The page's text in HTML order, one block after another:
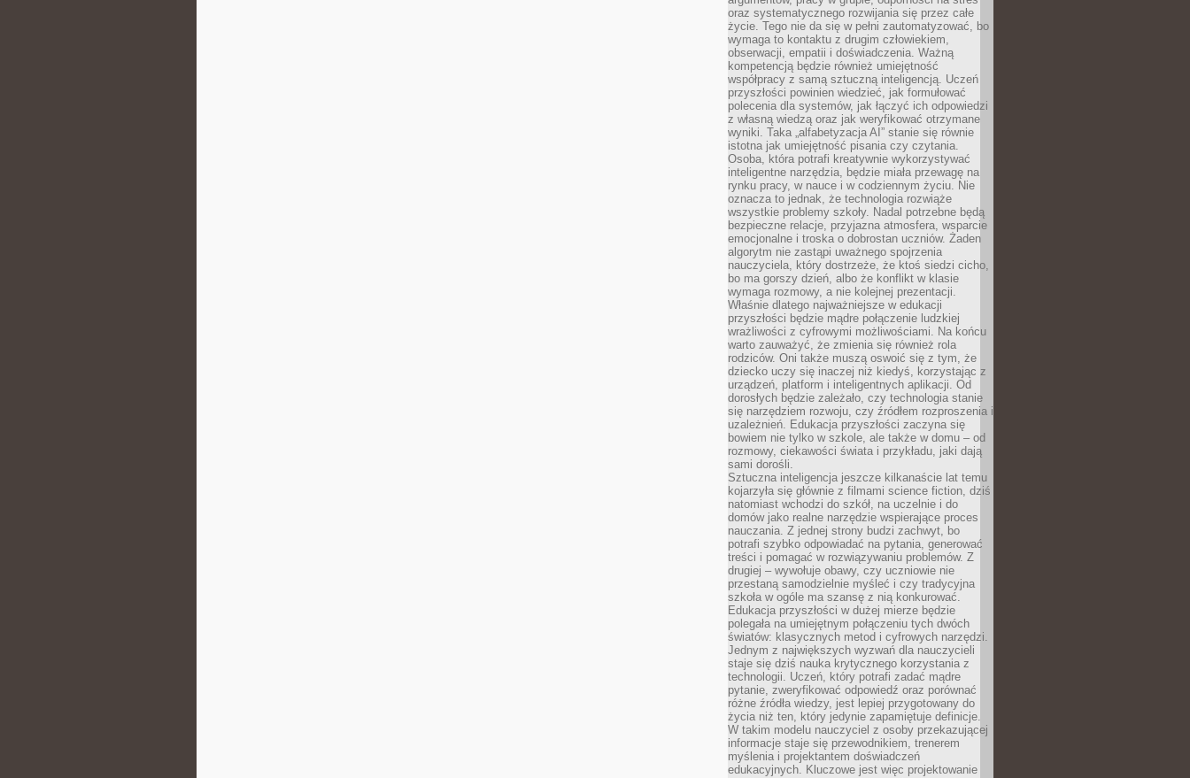
oraz systematycznego rozwijania się przez całe
życie. Tego nie da się w pełni zautomatyzować, bo
wymaga to kontaktu z drugim człowiekiem,
obserwacji, empatii i doświadczenia. Ważną
kompetencją będzie również umiejętność
współpracy z samą sztuczną inteligencją. Uczeń
przyszłości powinien wiedzieć, jak formułować
polecenia dla systemów, jak łączyć ich odpowiedzi
z własną wiedzą oraz jak weryfikować otrzymane
wyniki. Taka „alfabetyzacja AI” stanie się równie
istotna jak umiejętność pisania czy czytania.
Osoba, która potrafi kreatywnie wykorzystywać
inteligentne narzędzia, będzie miała przewagę na
rynku pracy, w nauce i w codziennym życiu. Nie
oznacza to jednak, że technologia rozwiąże
wszystkie problemy szkoły. Nadal potrzebne będą
bezpieczne relacje, przyjazna atmosfera, wsparcie
emocjonalne i troska o dobrostan uczniów. Żaden
algorytm nie zastąpi uważnego spojrzenia
nauczyciela, który dostrzeże, że ktoś siedzi cicho,
bo ma gorszy dzień, albo że konflikt w klasie
wymaga rozmowy, a nie kolejnej prezentacji.
Właśnie dlatego najważniejsze w edukacji
przyszłości będzie mądre połączenie ludzkiej
wrażliwości z cyfrowymi możliwościami. Na końcu
warto zauważyć, że zmienia się również rola
rodziców. Oni także muszą oswoić się z tym, że
dziecko uczy się inaczej niż kiedyś, korzystając z
urządzeń, platform i inteligentnych aplikacji. Od
dorosłych będzie zależało, czy technologia stanie
się narzędziem rozwoju, czy źródłem rozproszenia i
uzależnień. Edukacja przyszłości zaczyna się
bowiem nie tylko w szkole, ale także w domu – od
rozmowy, ciekawości świata i przykładu, jaki dają
sami dorośli.
Sztuczna inteligencja jeszcze kilkanaście lat temu
kojarzyła się głównie z filmami science fiction, dziś
natomiast wchodzi do szkół, na uczelnie i do
domów jako realne narzędzie wspierające proces
nauczania. Z jednej strony budzi zachwyt, bo
potrafi szybko odpowiadać na pytania, generować
treści i pomagać w rozwiązywaniu problemów. Z
drugiej – wywołuje obawy, czy uczniowie nie
przestaną samodzielnie myśleć i czy tradycyjna
szkoła w ogóle ma szansę z nią konkurować.
Edukacja przyszłości w dużej mierze będzie
polegała na umiejętnym połączeniu tych dwóch
światów: klasycznych metod i cyfrowych narzędzi.
Jednym z największych wyzwań dla nauczycieli
staje się dziś nauka krytycznego korzystania z
technologii. Uczeń, który potrafi zadać mądre
pytanie, zweryfikować odpowiedź oraz porównać
różne źródła wiedzy, jest lepiej przygotowany do
życia niż ten, który jedynie zapamiętuje definicje.
W takim modelu nauczyciel z osoby przekazującej
informacje staje się przewodnikiem, trenerem
myślenia i projektantem doświadczeń
edukacyjnych. Kluczowe jest więc projektowanie